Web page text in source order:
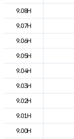
9.08H
9.07H
9.06H
9.05H
9.04H
9.03H
9.02H
9.01H
9.00H